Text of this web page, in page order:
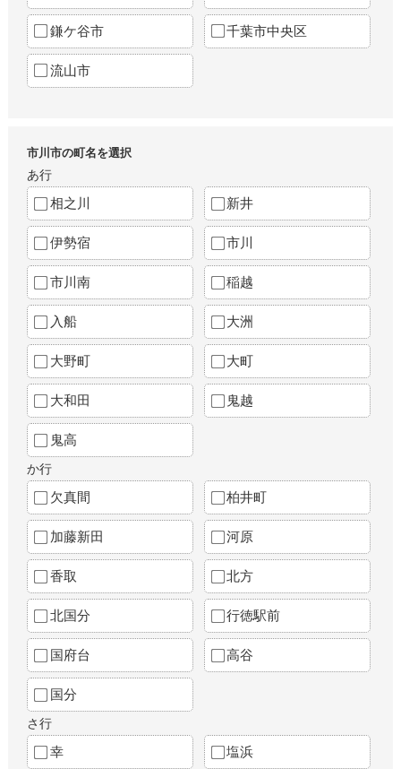
鎌ケ谷市 千葉市中央区
流山市
市川市の町名を選択
あ行
相之川 新井
伊勢宿 市川
市川南 稲越
入船 大洲
大野町 大町
大和田 鬼越
鬼高
か行
欠真間 柏井町
加藤新田 河原
香取 北方
北国分 行徳駅前
国府台 高谷
国分
さ行
幸 塩浜